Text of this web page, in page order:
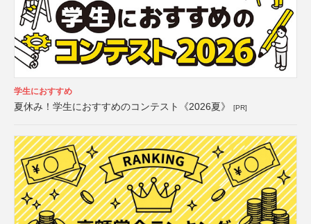
学生におすすめ
夏休み！学生におすすめのコンテスト《2026夏》 [PR]